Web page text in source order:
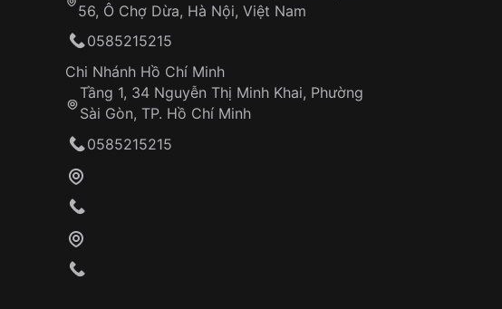
56, Ô Chợ Dừa, Hà Nội, Việt Nam
0585215215
Chi Nhánh Hồ Chí Minh
Tầng 1, 34 Nguyễn Thị Minh Khai, Phường
Sài Gòn, TP. Hồ Chí Minh
0585215215